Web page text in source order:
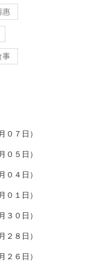
惠
事
０７日）
０５日）
０４日）
０１日）
３０日）
２８日）
２６日）